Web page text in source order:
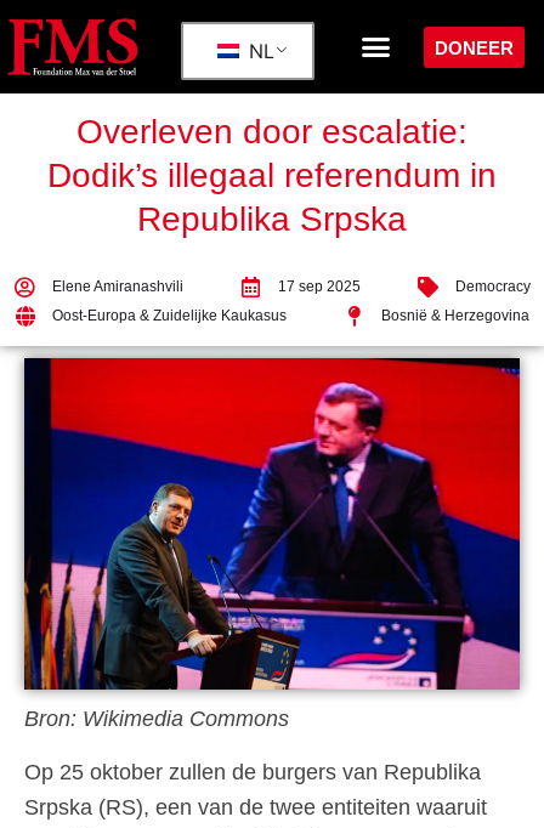
NL DONEER
Overleven door escalatie:
Dodik’s illegaal referendum in
Republika Srpska
Elene Amiranashvili 17 sep 2025
Democracy
Oost-Europa & Zuidelijke Kaukasus
Bosnië & Herzegovina
Bron: Wikimedia Commons
Op 25 oktober zullen de burgers van Republika
Srpska (RS), een van de twee entiteiten waaruit